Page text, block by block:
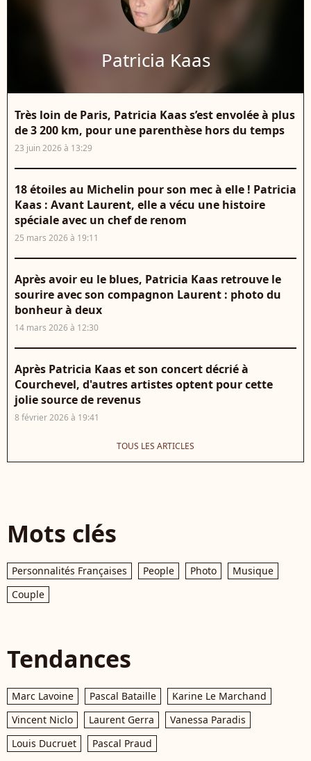
Patricia Kaas
Très loin de Paris, Patricia Kaas s’est envolée à plus
de 3 200 km, pour une parenthèse hors du temps
23 juin 2026 à 13:29
18 étoiles au Michelin pour son mec à elle ! Patricia
Kaas : Avant Laurent, elle a vécu une histoire
spéciale avec un chef de renom
25 mars 2026 à 19:11
Après avoir eu le blues, Patricia Kaas retrouve le
sourire avec son compagnon Laurent : photo du
bonheur à deux
14 mars 2026 à 12:30
Après Patricia Kaas et son concert décrié à
Courchevel, d'autres artistes optent pour cette
jolie source de revenus
8 février 2026 à 19:41
TOUS LES ARTICLES
Mots clés
Personnalités Françaises People Photo
Musique
Couple
Tendances
Marc Lavoine Pascal Bataille
Karine Le Marchand
Vincent Niclo
Laurent Gerra
Vanessa Paradis
Louis Ducruet
Pascal Praud